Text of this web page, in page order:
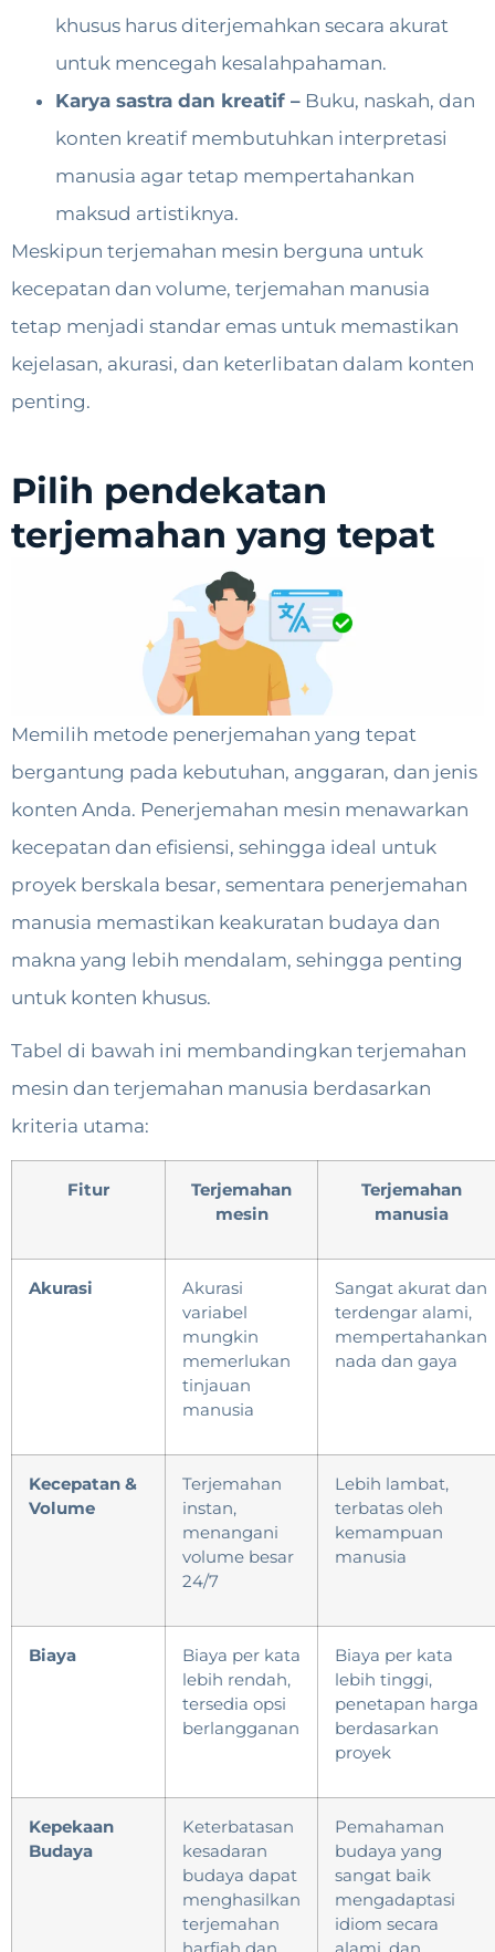
khusus harus diterjemahkan secara akurat
untuk mencegah kesalahpahaman.
Karya sastra dan kreatif – Buku, naskah, dan
konten kreatif membutuhkan interpretasi
manusia agar tetap mempertahankan
maksud artistiknya.
Meskipun terjemahan mesin berguna untuk
kecepatan dan volume, terjemahan manusia
tetap menjadi standar emas untuk memastikan
kejelasan, akurasi, dan keterlibatan dalam konten
penting.
Pilih pendekatan
terjemahan yang tepat
Memilih metode penerjemahan yang tepat
bergantung pada kebutuhan, anggaran, dan jenis
konten Anda. Penerjemahan mesin menawarkan
kecepatan dan efisiensi, sehingga ideal untuk
proyek berskala besar, sementara penerjemahan
manusia memastikan keakuratan budaya dan
makna yang lebih mendalam, sehingga penting
untuk konten khusus.
Tabel di bawah ini membandingkan terjemahan
mesin dan terjemahan manusia berdasarkan
kriteria utama:
Fitur
Terjemahan
mesin
Terjemahan
manusia
Akurasi
Akurasi
variabel
mungkin
memerlukan
tinjauan
manusia
Sangat akurat dan
terdengar alami,
mempertahankan
nada dan gaya
Kecepatan &
Volume
Terjemahan
instan,
menangani
volume besar
24/7
Lebih lambat,
terbatas oleh
kemampuan
manusia
Biaya
Biaya per kata
lebih rendah,
tersedia opsi
berlangganan
Biaya per kata
lebih tinggi,
penetapan harga
berdasarkan
proyek
Kepekaan
Budaya
Keterbatasan
kesadaran
budaya dapat
menghasilkan
terjemahan
Pemahaman
budaya yang
sangat baik
mengadaptasi
idiom secara